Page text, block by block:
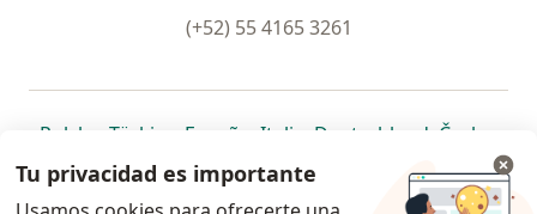
(+52) 55 4165 3261
Polska se abre en una nueva pestaña
Türkiye se abre en una nueva pestaña
España se abre en una nueva pestaña
Italia se abre en una nueva
Deutschlandse abre en
Česko
Portugal
se abre en una nueva pestaña
México se abre en una nueva pestaña
Chile se abre en una nueva pestaña
Brasil se abre en una nueva
se abre en
se
se abre en una nueva
Tu privacidad es importante